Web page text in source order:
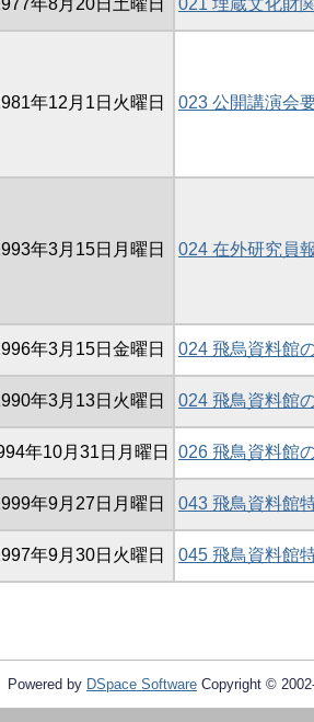
年8月20日土曜日 021 埋蔵文化財
年12月1日火曜日 023 公開講演会
年3月15日月曜日 024 在外研究員
年3月15日金曜日 024 飛烏資料館
年3月13日火曜日 024 飛鳥資料館
年10月31日月曜日 026 飛鳥資料館
年9月27日月曜日 043 飛鳥資料館
年9月30日火曜日 045 飛鳥資料館
Powered by DSpace Software Copyright ©